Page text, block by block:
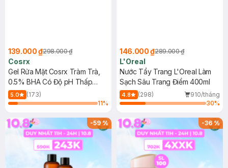
139.000 ₫298.000 ₫
Cosrx
Gel Rửa Mặt Cosrx Tràm Trà,
0.5% BHA Có Độ pH Thấp
150ml
5.0
(173)
11%
146.000 ₫289.000 ₫
L'Oreal
Nước Tẩy Trang L'Oreal Làm
Sạch Sâu Trang Điểm 400ml
4.8 (298)
910/tháng
30%
-59% -36%